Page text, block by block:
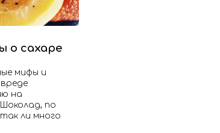
о сахаре
мифы и
на
по
ли много